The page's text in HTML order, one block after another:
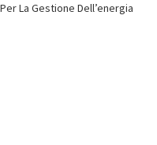
La Gestione Dell’energia